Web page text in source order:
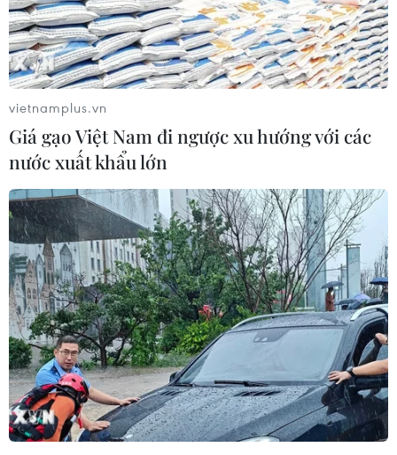
Việt Nam quan ngại trước tin Trung Quốc
triển khai vũ khí ở Biển Đông
16/12/2016 12:56
Phản ứng của Việt Nam về hình ảnh vệ tinh của Tổ chức
Sáng kiến Minh bạch Hàng hải Châu Á cho thấy Trung
Quốc dường như đã triển khai hệ thống vũ khí tại 7 cấu
trúc địa lý ở Biển Đông.
vietnamplus.vn
Giá gạo Việt Nam đi ngược xu hướng với các
nước xuất khẩu lớn